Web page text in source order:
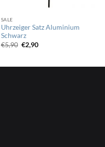
SALE
Uhrzeiger Satz Aluminium
Schwarz
€5,90 Ursprünglicher
Preis
€2,90Aktueller